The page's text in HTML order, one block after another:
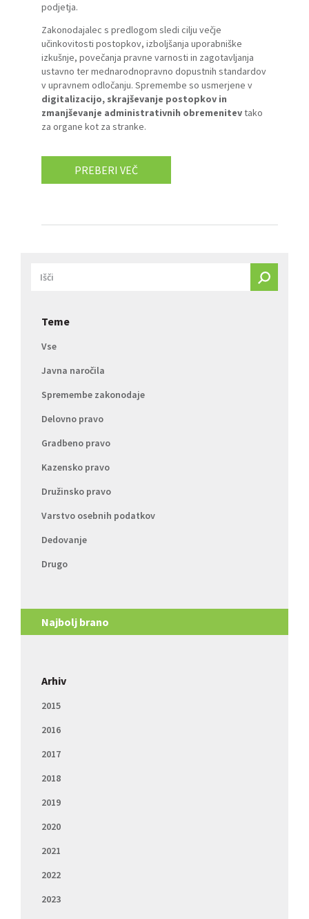
podjetja.
Zakonodajalec s predlogom sledi cilju večje
učinkovitosti postopkov, izboljšanja uporabniške
izkušnje, povečanja pravne varnosti in zagotavljanja
ustavno ter mednarodnopravno dopustnih standardov
v upravnem odločanju. Spremembe so usmerjene v
digitalizacijo, skrajševanje postopkov in
zmanjševanje administrativnih obremenitevtako
za organe kot za stranke.
PREBERI VEČ
Teme
Vse
Javna naročila
Spremembe zakonodaje
Delovno pravo
Gradbeno pravo
Kazensko pravo
Družinsko pravo
Varstvo osebnih podatkov
Dedovanje
Drugo
Najbolj brano
Arhiv
2015
2016
2017
2018
2019
2020
2021
2022
2023